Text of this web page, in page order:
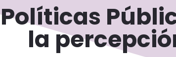
Políticas
la